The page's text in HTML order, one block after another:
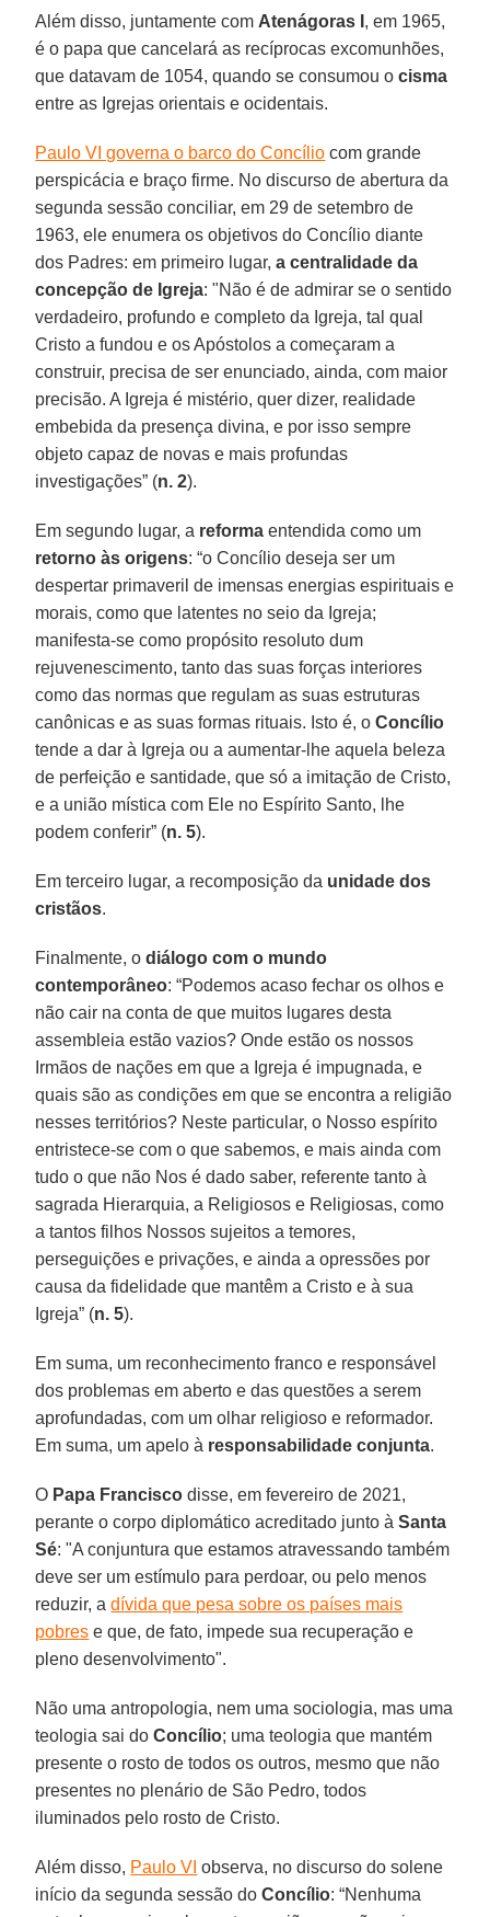
Além disso, juntamente com Atenágoras I , em 1965,
é o papa que cancelará as recíprocas excomunhões,
que datavam de 1054, quando se consumou ocisma
entre as Igrejas orientais e ocidentais.
Paulo VI governa o barco do Concílio com grande
perspicácia e braço firme. No discurso de abertura da
segunda sessão conciliar, em 29 de setembro de
1963, ele enumera os objetivos do Concílio diante
dos Padres: em primeiro lugar,a centralidade da
concepção de Igreja: "Não é de admirar se o sentido
verdadeiro, profundo e completo da Igreja, tal qual
Cristo a fundou e os Apóstolos a começaram a
construir, precisa de ser enunciado, ainda, com maior
precisão. A Igreja é mistério, quer dizer, realidade
embebida da presença divina, e por isso sempre
objeto capaz de novas e mais profundas
investigações” (n. 2).
Em segundo lugar, a reforma entendida como um
retorno às origens: “o Concílio deseja ser um
despertar primaveril de imensas energias espirituais e
morais, como que latentes no seio da Igreja;
manifesta-se como propósito resoluto dum
rejuvenescimento, tanto das suas forças interiores
como das normas que regulam as suas estruturas
canônicas e as suas formas rituais. Isto é, oConcílio
tende a dar à Igreja ou a aumentar-lhe aquela beleza
de perfeição e santidade, que só a imitação de Cristo,
e a união mística com Ele no Espírito Santo, lhe
podem conferir” (n. 5).
Em terceiro lugar, a recomposição da unidade dos
cristãos.
Finalmente, odiálogo com o mundo
contemporâneo: “Podemos acaso fechar os olhos e
não cair na conta de que muitos lugares desta
assembleia estão vazios? Onde estão os nossos
Irmãos de nações em que a Igreja é impugnada, e
quais são as condições em que se encontra a religião
nesses territórios? Neste particular, o Nosso espírito
entristece-se com o que sabemos, e mais ainda com
tudo o que não Nos é dado saber, referente tanto à
sagrada Hierarquia, a Religiosos e Religiosas, como
a tantos filhos Nossos sujeitos a temores,
perseguições e privações, e ainda a opressões por
causa da fidelidade que mantêm a Cristo e à sua
Igreja” (n. 5).
Em suma, um reconhecimento franco e responsável
dos problemas em aberto e das questões a serem
aprofundadas, com um olhar religioso e reformador.
Em suma, um apelo à responsabilidade conjunta.
O Papa Francisco disse, em fevereiro de 2021,
perante o corpo diplomático acreditado junto àSanta
Sé: "A conjuntura que estamos atravessando também
deve ser um estímulo para perdoar, ou pelo menos
reduzir, adívida que pesa sobre os países mais
pobres e que, de fato, impede sua recuperação e
pleno desenvolvimento".
Não uma antropologia, nem uma sociologia, mas uma
teologia sai doConcílio; uma teologia que mantém
presente o rosto de todos os outros, mesmo que não
presentes no plenário de São Pedro, todos
iluminados pelo rosto de Cristo.
Além disso, Paulo VI observa, no discurso do solene
início da segunda sessão doConcílio: “Nenhuma